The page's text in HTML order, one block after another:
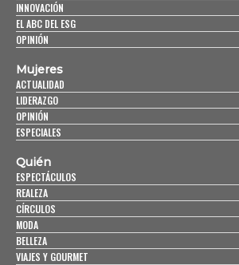
INNOVACIÓN
EL ABC DEL ESG
OPINIÓN
Mujeres
ACTUALIDAD
LIDERAZGO
OPINIÓN
ESPECIALES
Quién
ESPECTÁCULOS
REALEZA
CÍRCULOS
MODA
BELLEZA
VIAJES Y GOURMET